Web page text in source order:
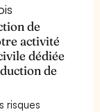
de
activité
dédiée
de
risques